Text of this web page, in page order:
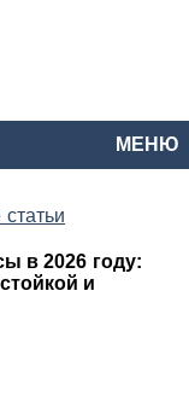
МЕНЮ
в 2026 году:
и